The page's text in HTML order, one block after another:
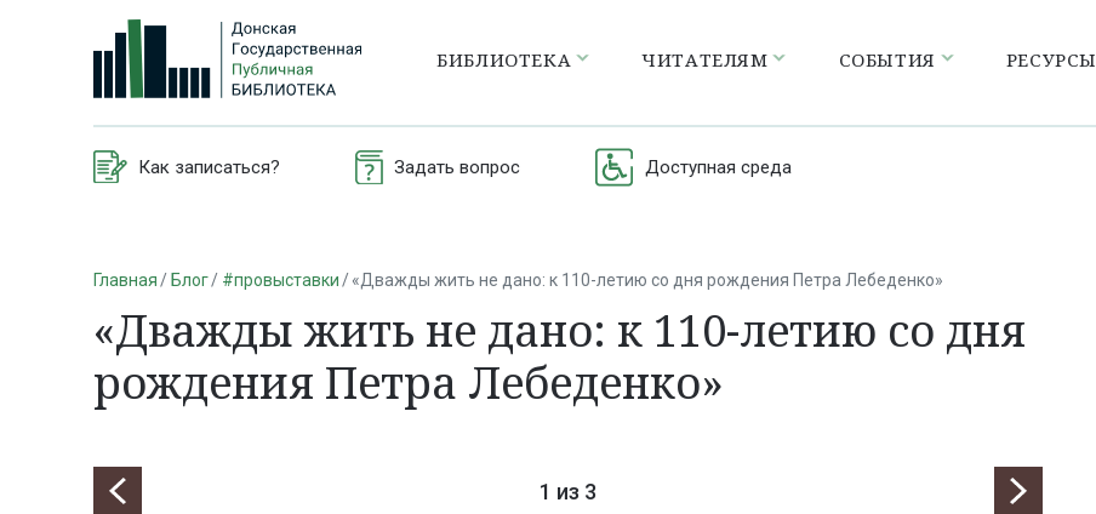
БИБЛИОТЕКА ЧИТАТЕЛЯМ СОБЫТИЯ РЕСУРСЫ
Как записаться? Задать вопрос Доступная среда
Главная Блог #провыставки «Дважды жить не дано: к 110-летию со дня рождения Петра Лебеденко»
«Дважды жить не дано: к 110-летию со дня
рождения Петра Лебеденко»
1 из 3